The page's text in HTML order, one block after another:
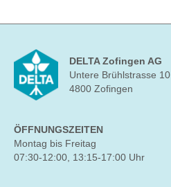
DELTA Zofingen AG
Untere Brühlstrasse 10
4800 Zofingen
ÖFFNUNGSZEITEN
Montag bis Freitag
07:30-12:00, 13:15-17:00 Uhr